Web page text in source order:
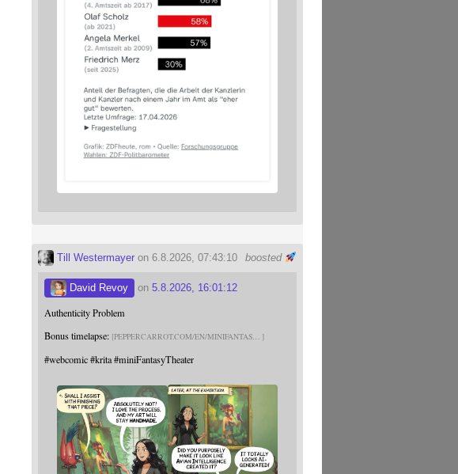
boosted
Till Westermayer on 6.8.2026, 07:43:10
David Revoy on5.8.2026, 16:01:12
Authenticity Problem
Bonus timelapse: PEPPERCARROT.COM/EN/MINIFANTAS
#webcomic #krita#miniFantasyTheater